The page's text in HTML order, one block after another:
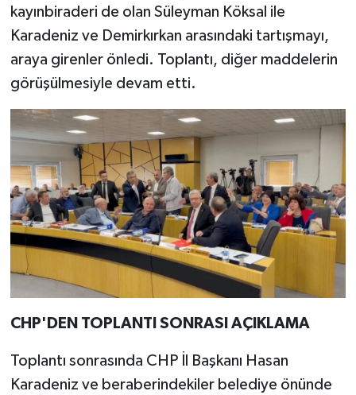
kayınbiraderi de olan Süleyman Köksal ile
Karadeniz ve Demirkırkan arasındaki tartışmayı,
araya girenler önledi. Toplantı, diğer maddelerin
görüşülmesiyle devam etti.
CHP'DEN TOPLANTI SONRASI AÇIKLAMA
Toplantı sonrasında CHP İl Başkanı Hasan
Karadeniz ve beraberindekiler belediye önünde